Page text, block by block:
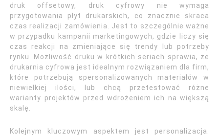
druk offsetowy, druk cyfrowy nie wymaga
przygotowania płyt drukarskich, co znacznie skraca
czas realizacji zamówienia. Jest to szczególnie ważne
w przypadku kampanii marketingowych, gdzie liczy się
czas reakcji na zmieniające się trendy lub potrzeby
rynku. Możliwość druku w krótkich seriach sprawia, że
drukarnia cyfrowa jest idealnym rozwiązaniem dla firm,
które potrzebują spersonalizowanych materiałów w
niewielkiej ilości, lub chcą przetestować różne
warianty projektów przed wdrożeniem ich na większą
skalę.
Kolejnym kluczowym aspektem jest personalizacja.